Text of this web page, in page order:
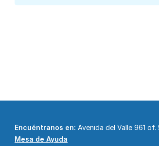
Encuéntranos en: Avenida del Valle 961
Mesa de Ayuda